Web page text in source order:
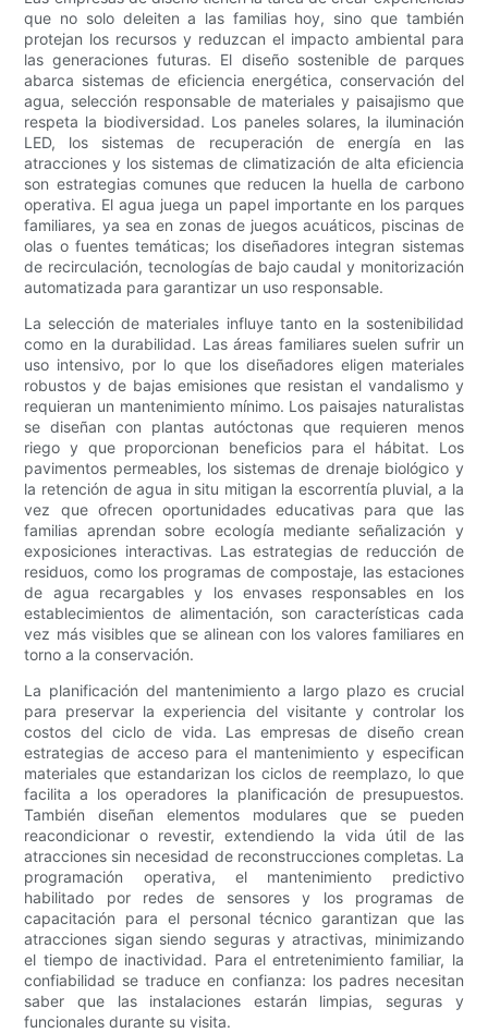
que no solo deleiten a las familias hoy, sino que también
protejan los recursos y reduzcan el impacto ambiental para
las generaciones futuras. El diseño sostenible de parques
abarca sistemas de eficiencia energética, conservación del
agua, selección responsable de materiales y paisajismo que
respeta la biodiversidad. Los paneles solares, la iluminación
LED, los sistemas de recuperación de energía en las
atracciones y los sistemas de climatización de alta eficiencia
son estrategias comunes que reducen la huella de carbono
operativa. El agua juega un papel importante en los parques
familiares, ya sea en zonas de juegos acuáticos, piscinas de
olas o fuentes temáticas; los diseñadores integran sistemas
de recirculación, tecnologías de bajo caudal y monitorización
automatizada para garantizar un uso responsable.
La selección de materiales influye tanto en la sostenibilidad
como en la durabilidad. Las áreas familiares suelen sufrir un
uso intensivo, por lo que los diseñadores eligen materiales
robustos y de bajas emisiones que resistan el vandalismo y
requieran un mantenimiento mínimo. Los paisajes naturalistas
se diseñan con plantas autóctonas que requieren menos
riego y que proporcionan beneficios para el hábitat. Los
pavimentos permeables, los sistemas de drenaje biológico y
la retención de agua in situ mitigan la escorrentía pluvial, a la
vez que ofrecen oportunidades educativas para que las
familias aprendan sobre ecología mediante señalización y
exposiciones interactivas. Las estrategias de reducción de
residuos, como los programas de compostaje, las estaciones
de agua recargables y los envases responsables en los
establecimientos de alimentación, son características cada
vez más visibles que se alinean con los valores familiares en
torno a la conservación.
La planificación del mantenimiento a largo plazo es crucial
para preservar la experiencia del visitante y controlar los
costos del ciclo de vida. Las empresas de diseño crean
estrategias de acceso para el mantenimiento y especifican
materiales que estandarizan los ciclos de reemplazo, lo que
facilita a los operadores la planificación de presupuestos.
También diseñan elementos modulares que se pueden
reacondicionar o revestir, extendiendo la vida útil de las
atracciones sin necesidad de reconstrucciones completas. La
programación operativa, el mantenimiento predictivo
habilitado por redes de sensores y los programas de
capacitación para el personal técnico garantizan que las
atracciones sigan siendo seguras y atractivas, minimizando
el tiempo de inactividad. Para el entretenimiento familiar, la
confiabilidad se traduce en confianza: los padres necesitan
saber que las instalaciones estarán limpias, seguras y
funcionales durante su visita.